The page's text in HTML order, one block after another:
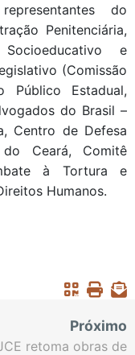
do
Penitenciária,
e
(Comissão
Público Estadual,
do Brasil –
Centro de Defesa
Ceará, Comitê
à Tortura e
Humanos.
Próximo
retoma obras de